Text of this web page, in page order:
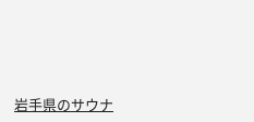
岩手県のサウナ